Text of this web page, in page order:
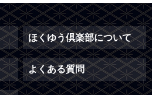
ほくゆう倶楽部について
よくある質問